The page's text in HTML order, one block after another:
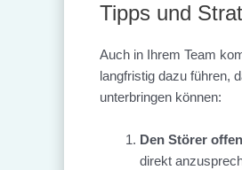
Tipps und
Auch in Ihrem Team
langfristig dazu führen,
unterbringen können:
Den Störer
direkt